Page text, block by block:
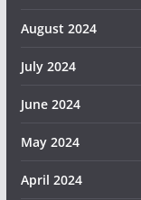
August 2024
July 2024
June 2024
May 2024
April 2024